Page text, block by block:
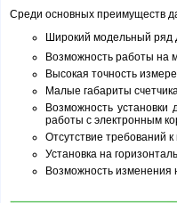
Среди основных преимуществ
Широкий модельный ряд
Возможность работы на
Высокая точность
Малые габариты
Возможность установки
работы с электронным
Отсутствие требований
Установка на
Возможность изменения